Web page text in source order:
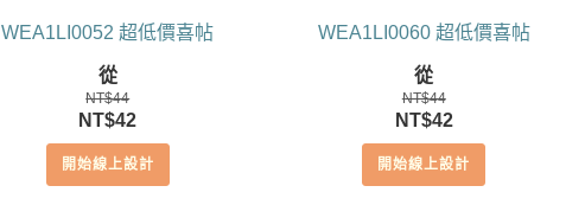
WEA1LI0052 超低價喜帖
從
NT$44
原
始
價
NT$42
前
價
開始線上設計
WEA1LI0060 超低價喜帖
從
NT$44
原
始
價
NT$42目
前
價
開始線上設計